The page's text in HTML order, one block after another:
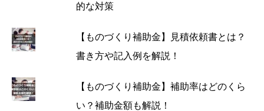
的な対策
【ものづくり補助金】見積依頼書とは？
書き方や記入例を解説！
【ものづくり補助金】補助率はどのくら
い？補助金額も解説！